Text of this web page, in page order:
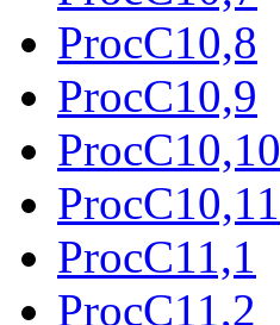
ProcC10,8
ProcC10,9
ProcC10,10
ProcC10,11
ProcC11,1
ProcC11,2